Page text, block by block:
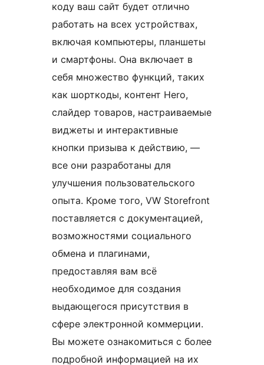
коду ваш сайт будет отлично
работать на всех устройствах,
включая компьютеры, планшеты
и смартфоны. Она включает в
себя множество функций, таких
как шорткоды, контент Hero,
слайдер товаров, настраиваемые
виджеты и интерактивные
кнопки призыва к действию, —
все они разработаны для
улучшения пользовательского
опыта. Кроме того, VW Storefront
поставляется с документацией,
возможностями социального
обмена и плагинами,
предоставляя вам всё
необходимое для создания
выдающегося присутствия в
сфере электронной коммерции.
Вы можете ознакомиться с более
подробной информацией на их